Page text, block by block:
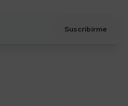
Suscribirme